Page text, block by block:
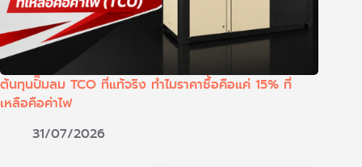
ต้นทุนปั๊มลม TCO ที่แท้จริง ทำไมราคาซื้อคือแค่ 15% ที่
เหลือคือค่าไฟ
31/07/2026